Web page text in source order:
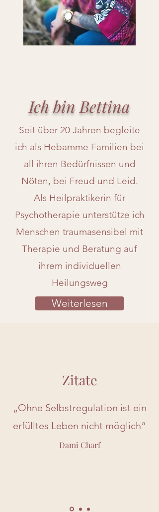
Ich bin Bettina
Seit über 20 Jahren begleite
ich als Hebamme Familien bei
all ihren Bedürfnissen und
Nöten, bei Freud und Leid.
Als Heilpraktikerin für
Psychotherapie unterstütze ich
Menschen traumasensibel mit
Therapie und Beratung auf
ihrem individuellen
Heilungsweg
Weiterlesen
Zitate
„Ohne Selbstregulation ist ein
erfülltes Leben nicht möglich“
Dami Charf